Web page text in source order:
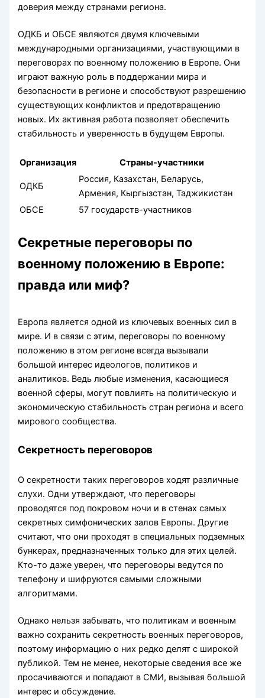
доверия между странами региона.
ОДКБ и ОБСЕ являются двумя ключевыми
международными организациями, участвующими в
переговорах по военному положению в Европе. Они
играют важную роль в поддержании мира и
безопасности в регионе и способствуют разрешению
существующих конфликтов и предотвращению
новых. Их активная работа позволяет обеспечить
стабильность и уверенность в будущем Европы.
Организация Страны-участники
ОДКБ
Россия, Казахстан, Беларусь,
Армения, Кыргызстан, Таджикистан
ОБСЕ
57 государств-участников
Секретные переговоры по
военному положению в Европе:
правда или миф?
Европа является одной из ключевых военных сил в
мире. И в связи с этим, переговоры по военному
положению в этом регионе всегда вызывали
большой интерес идеологов, политиков и
аналитиков. Ведь любые изменения, касающиеся
военной сферы, могут повлиять на политическую и
экономическую стабильность стран региона и всего
мирового сообщества.
Секретность переговоров
О секретности таких переговоров ходят различные
слухи. Одни утверждают, что переговоры
проводятся под покровом ночи и в стенах самых
секретных симфонических залов Европы. Другие
считают, что они проходят в специальных подземных
бункерах, предназначенных только для этих целей.
Кто-то даже уверен, что переговоры ведутся по
телефону и шифруются самыми сложными
алгоритмами.
Однако нельзя забывать, что политикам и военным
важно сохранить секретность военных переговоров,
поэтому информацию о них редко делят с широкой
публикой. Тем не менее, некоторые сведения все же
просачиваются и попадают в СМИ, вызывая большой
интерес и обсуждение.